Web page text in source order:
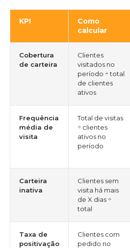
KPI
Como
calcular
Cobertura
de carteira
Clientes
visitados no
período ÷ total
de clientes
ativos
Frequência
média de
visita
Total de visitas
÷ clientes
ativos no
período
Carteira
inativa
Clientes sem
visita há mais
de X dias ÷
total
Taxa de
positivação
Clientes com
pedido no